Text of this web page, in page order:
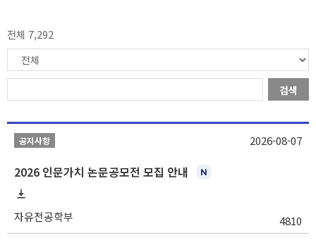
전체 7,292
검색
공지사항
2026 인문가치 논문공모전 모집 안내
자유전공학부 4810
2026-08-07